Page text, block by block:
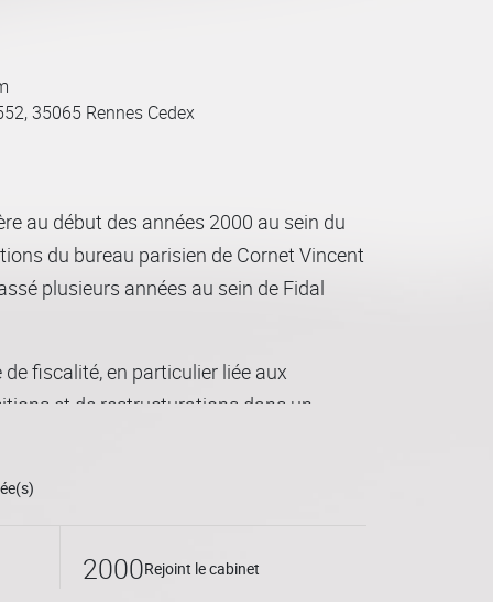
35065 Rennes Cedex
au début des années 2000 au sein du
du bureau parisien de Cornet Vincent
plusieurs années au sein de Fidal
fiscalité, en particulier liée aux
et de restructurations dans un
de Cornet Vincent Ségurel pour y
comme de nombreux groupes
de leur activité. Il les assiste
2000Rejoint le cabinet